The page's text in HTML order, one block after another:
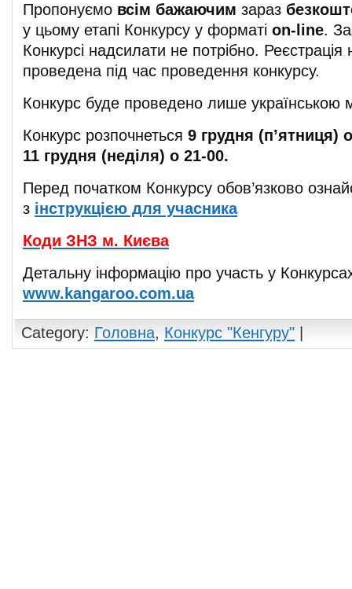
Пропонуємо всім бажаючим зараз
у цьому етапі Конкурсу у форматі on-line.
Конкурсі надсилати не потрібно. Реєстрація
проведена під час проведення конкурсу.
Конкурс буде проведено лише українською
Конкурс розпочнеться 9 грудня (п’ятниця)
11 грудня (неділя) о 21-00.
Перед початком Конкурсу обов’язково
з інструкцією для учасника
Коди ЗНЗ м. Києва
Детальну інформацію про участь у
www.kangaroo.com.ua
Category: Головна, Конкурс "Кенгуру"